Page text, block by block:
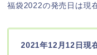
福袋2022の発売日は現
2021年12月12日現